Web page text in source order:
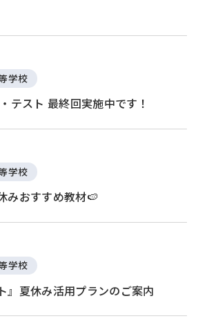
学校
テスト 最終回実施中です！
学校
みおすすめ教材🍉
学校
』夏休み活用プランのご案内